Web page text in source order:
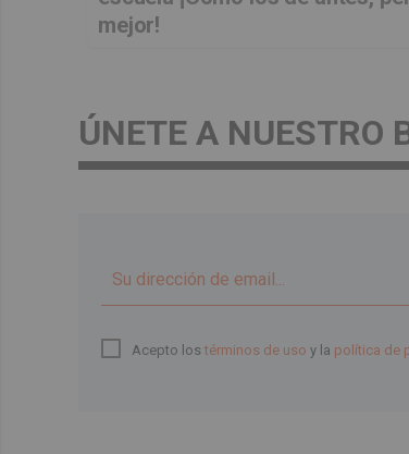
mejor!
ÚNETE A NUESTRO
Acepto los términos de uso y la política de